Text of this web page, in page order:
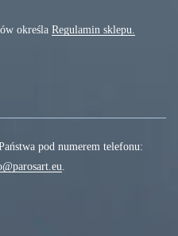
określa Regulamin sklepu.
pod numerem telefonu:
.